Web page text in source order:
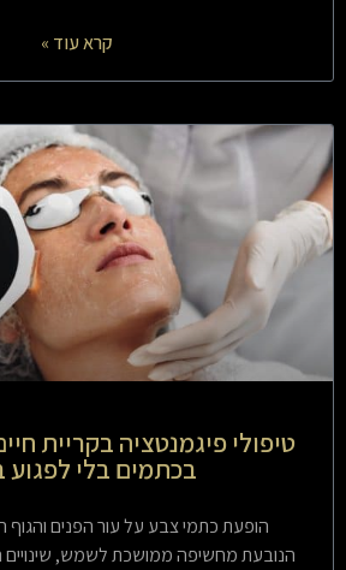
קרא עוד »
טיפולי פיגמנטציה בקריית
בכתמים בלי לפגוע
הופעת כתמי צבע על עור הפנים והגוף
הנובעת מחשיפה ממושכת לשמש, שינויים